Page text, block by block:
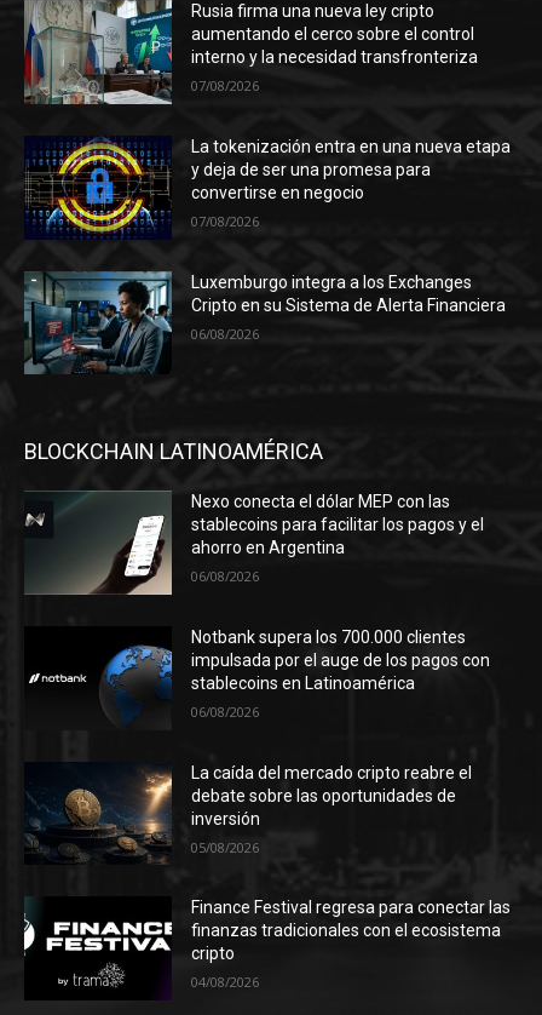
Rusia firma una nueva ley cripto
aumentando el cerco sobre el control
interno y la necesidad transfronteriza
07/08/2026
La tokenización entra en una nueva etapa
y deja de ser una promesa para
convertirse en negocio
07/08/2026
Luxemburgo integra a los Exchanges
Cripto en su Sistema de Alerta Financiera
06/08/2026
BLOCKCHAIN LATINOAMÉRICA
Nexo conecta el dólar MEP con las
stablecoins para facilitar los pagos y el
ahorro en Argentina
06/08/2026
Notbank supera los 700.000 clientes
impulsada por el auge de los pagos con
stablecoins en Latinoamérica
06/08/2026
La caída del mercado cripto reabre el
debate sobre las oportunidades de
inversión
05/08/2026
Finance Festival regresa para conectar las
finanzas tradicionales con el ecosistema
cripto
04/08/2026